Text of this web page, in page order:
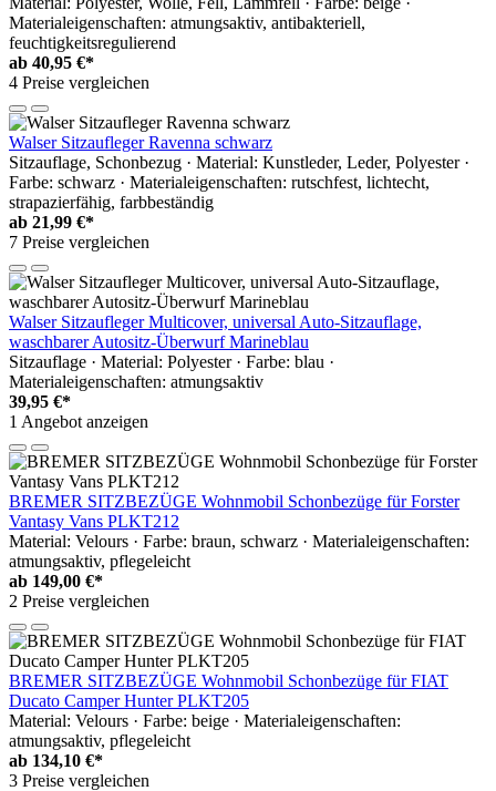
Materialeigenschaften: atmungsaktiv, antibakteriell,
feuchtigkeitsregulierend
ab 40,95 €*
4 Preise vergleichen
Walser Sitzaufleger Ravenna schwarz
Sitzauflage, Schonbezug · Material: Kunstleder, Leder, Polyester ·
Farbe: schwarz · Materialeigenschaften: rutschfest, lichtecht,
strapazierfähig, farbbeständig
ab 21,99 €*
7 Preise vergleichen
Walser Sitzaufleger Multicover, universal Auto-Sitzauflage,
waschbarer Autositz-Überwurf Marineblau
Sitzauflage · Material: Polyester · Farbe: blau ·
Materialeigenschaften: atmungsaktiv
39,95 €*
1 Angebot anzeigen
BREMER SITZBEZÜGE Wohnmobil Schonbezüge für Forster
Vantasy Vans PLKT212
Material: Velours · Farbe: braun, schwarz · Materialeigenschaften:
atmungsaktiv, pflegeleicht
ab 149,00 €*
2 Preise vergleichen
BREMER SITZBEZÜGE Wohnmobil Schonbezüge für FIAT
Ducato Camper Hunter PLKT205
Material: Velours · Farbe: beige · Materialeigenschaften:
atmungsaktiv, pflegeleicht
ab 134,10 €*
3 Preise vergleichen